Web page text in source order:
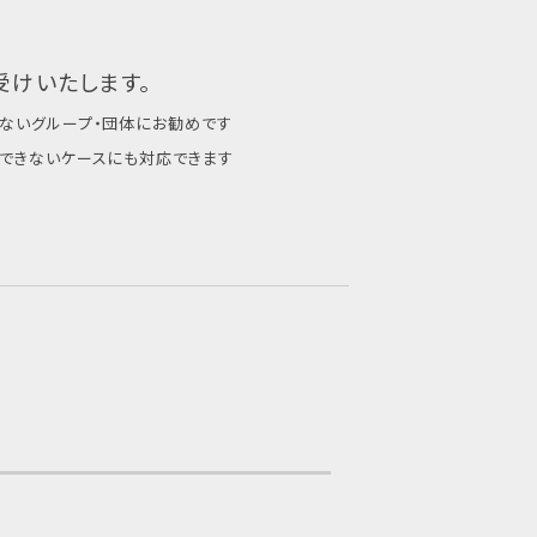
いたします。
グループ・団体にお勧めです
きないケースにも対応できます